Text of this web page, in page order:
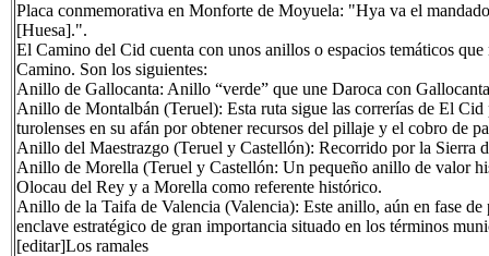
Placa conmemorativa en Monforte de Moyuela: "Hya va el
[Huesa].".
El Camino del Cid cuenta con unos anillos o espacios temáticos
Camino. Son los siguientes:
Anillo de Gallocanta: Anillo “verde” que une Daroca con
Anillo de Montalbán (Teruel): Esta ruta sigue las correrías de El
turolenses en su afán por obtener recursos del pillaje y el cobro de
Anillo del Maestrazgo (Teruel y Castellón): Recorrido por la Sierra
Anillo de Morella (Teruel y Castellón: Un pequeño anillo de valor
Olocau del Rey y a Morella como referente histórico.
Anillo de la Taifa de Valencia (Valencia): Este anillo, aún en fase
enclave estratégico de gran importancia situado en los términos
[editar]Los ramales